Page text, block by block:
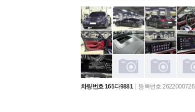
차량번호 165다9881 등록번호 2622000726